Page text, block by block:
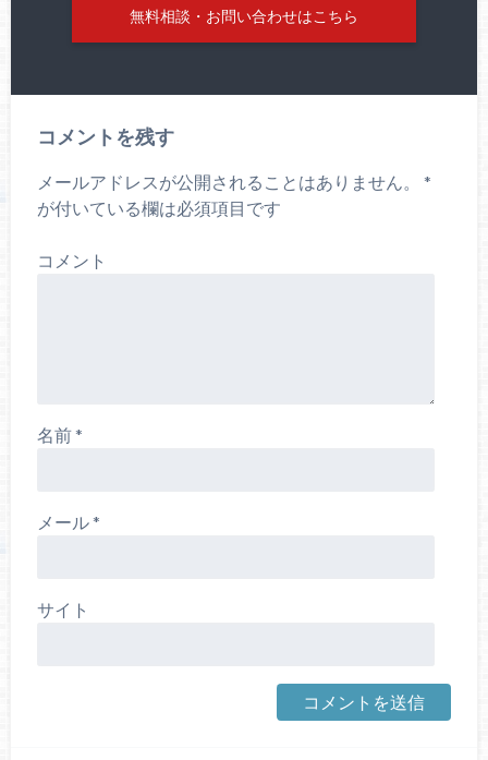
無料相談・お問い合わせはこちら
コメントを残す
メールアドレスが公開されることはありません。
*
が付いている欄は必須項目です
コメント
名前*
メール*
サイト